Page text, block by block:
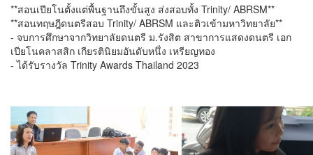
**สอนเปียโนตั้งแต่พื้นฐานถึงขั้นสูง ส่งสอบทั้ง Trinity/ ABRSM**
**สอนทฤษฎีดนตรีสอบ Trinity/ ABRSM และติวเข้ามหาวิทยาลัย**
- จบการศึกษาจากวิทยาลัยดนตรี ม.รังสิต สาขาการแสดงดนตรี เอก
เปียโนคลาสสิก เกียรตินิยมอันดับหนึ่ง เหรียญทอง
- ได้รับรางวัล Trinity Awards Thailand 2023